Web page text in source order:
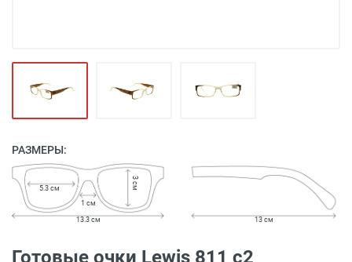
РАЗМЕРЫ:
1 см
5.3 см 3 см
13.3 см 13 см
Готовые очки Lewis 811 c2